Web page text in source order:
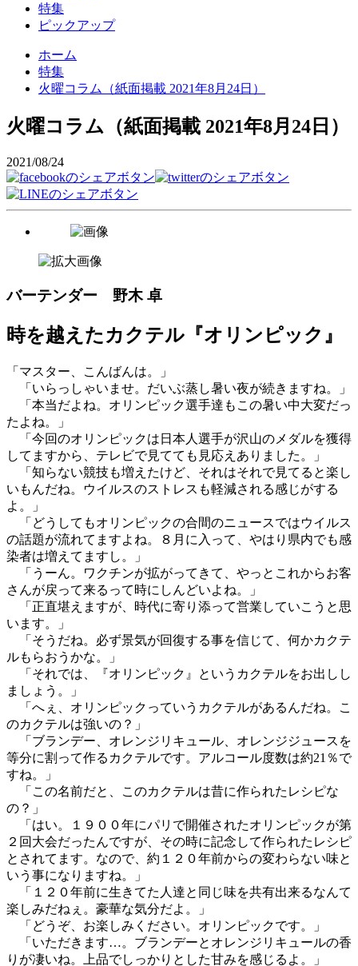
特集
ピックアップ
ホーム
特集
火曜コラム（紙面掲載 2021年8月24日）
火曜コラム（紙面掲載 2021年8月24日）
2021/08/24
バーテンダー 野木 卓
時を越えたカクテル『オリンピック』
「マスター、こんばんは。」
「いらっしゃいませ。だいぶ蒸し暑い夜が続きますね。」
「本当だよね。オリンピック選手達もこの暑い中大変だっ
たよね。」
「今回のオリンピックは日本人選手が沢山のメダルを獲得
してますから、テレビで見てても見応えありました。」
「知らない競技も増えたけど、それはそれで見てると楽し
いもんだね。ウイルスのストレスも軽減される感じがする
よ。」
「どうしてもオリンピックの合間のニュースではウイルス
の話題が流れてますよね。８月に入って、やはり県内でも感
染者は増えてますし。」
「うーん。ワクチンが拡がってきて、やっとこれからお客
さんが戻って来るって時にしんどいよね。」
「正直堪えますが、時代に寄り添って営業していこうと思
います。」
「そうだね。必ず景気が回復する事を信じて、何かカクテ
ルもらおうかな。」
「それでは、『オリンピック』というカクテルをお出しし
ましょう。」
「へぇ、オリンピックっていうカクテルがあるんだね。こ
のカクテルは強いの？」
「ブランデー、オレンジリキュール、オレンジジュースを
等分に割って作るカクテルです。アルコール度数は約21％で
すね。」
「この名前だと、このカクテルは昔に作られたレシピな
の？」
「はい。１９００年にパリで開催されたオリンピックが第
２回大会だったんですが、その時に記念して作られたレシピ
とされてます。なので、約１２０年前からの変わらない味と
いう事になりますね。」
「１２０年前に生きてた人達と同じ味を共有出来るなんて
楽しみだねぇ。豪華な気分だよ。」
「どうぞ、お楽しみください。オリンピックです。」
「いただきます…。ブランデーとオレンジリキュールの香
りが凄いね。上品でしっかりとした甘みを感じるよ。」